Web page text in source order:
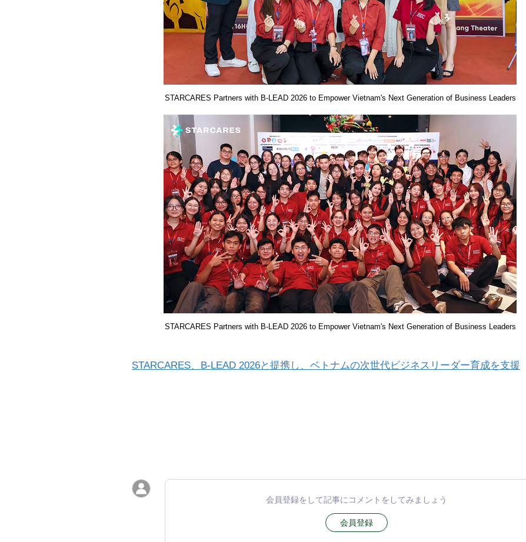
STARCARES Partners with B-LEAD 2026 to Empower Vietnam's Next Generation of Business Leaders
STARCARES Partners with B-LEAD 2026 to Empower Vietnam's Next Generation of Business Leaders
STARCARES、B-LEAD 2026と提携し、ベトナムの次世代ビジネスリーダー育成を支援
会員登録をして記事にコメントをしてみましょう
会員登録